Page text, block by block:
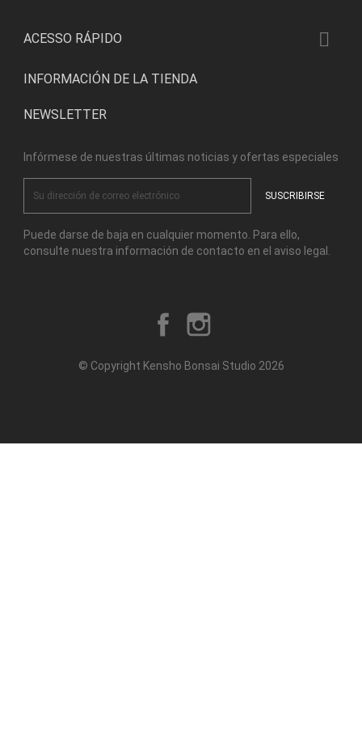
ACESSO RÁPIDO 
INFORMACIÓN DE LA TIENDA
NEWSLETTER
Infórmese de nuestras últimas noticias y ofertas especiales
Puede darse de baja en cualquier momento. Para ello,
consulte nuestra información de contacto en el aviso legal.
Facebook
© Copyright Kensho Bonsai Studio 2026